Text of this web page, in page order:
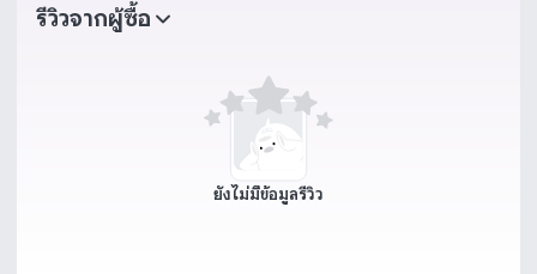
รีวิวจากผู้ซื้อ
ยังไม่มีข้อมูลรีวิว